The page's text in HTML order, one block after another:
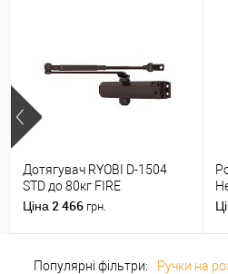
Дотягувач RYOBI D-1504
STD до 80кг FIRE
Коричневий
Ціна 2 466 грн.
м
Популярні фільтри:
Ручки на